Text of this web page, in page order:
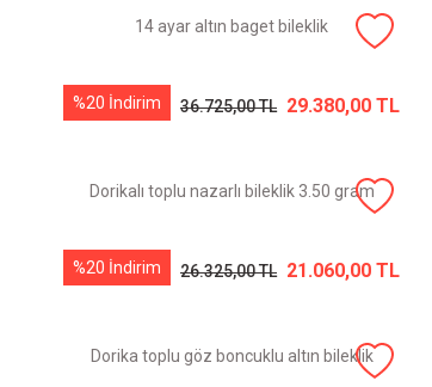
14 ayar altın baget bileklik
%20 İndirim 36.725,00 TL 29.380,00 TL
Dorikalı toplu nazarlı bileklik 3.50 gram
%20 İndirim 26.325,00 TL 21.060,00 TL
Dorika toplu göz boncuklu altın bileklik